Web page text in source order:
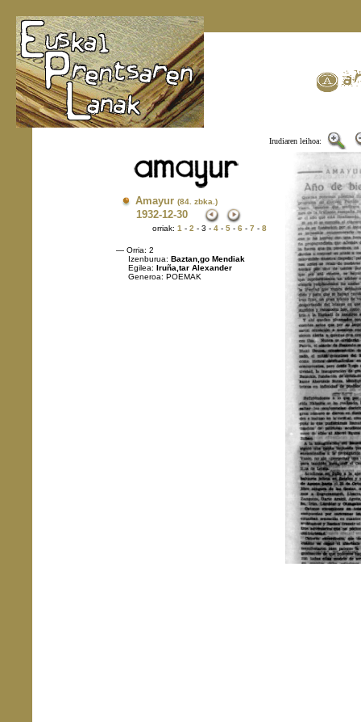
Irudiaren leihoa:
Amayur (84. zbka.)
1932-12-30
orriak: 1 - 2 - 3 - 4 - 5 - 6 - 7 - 8
— Orria: 2
Izenburua: Baztan,go Mendiak
Egilea: Iruña,tar Alexander
Generoa: POEMAK